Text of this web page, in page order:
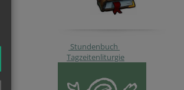
Stundenbuch
Tagzeitenliturgie